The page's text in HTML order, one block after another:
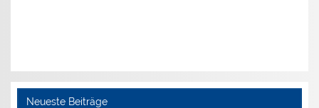
Neueste Beiträge